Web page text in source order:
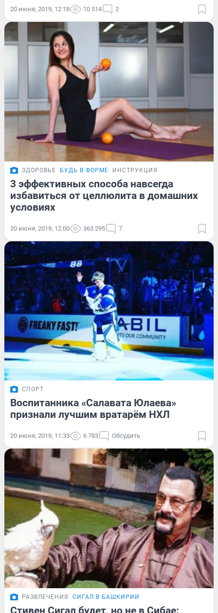
20 июня, 2019, 12:18 10 514 2
ЗДОРОВЬЕ БУДЬ В ФОРМЕ ИНСТРУКЦИЯ
3 эффективных способа навсегда
избавиться от целлюлита в домашних
условиях
20 июня, 2019, 12:00 363 295 7
СПОРТ
Воспитанника «Салавата Юлаева»
признали лучшим вратарём НХЛ
20 июня, 2019, 11:33 6 783 Обсудить
РАЗВЛЕЧЕНИЯ СИГАЛ В БАШКИРИИ
Стивен Сигал будет, но не в Сибае: